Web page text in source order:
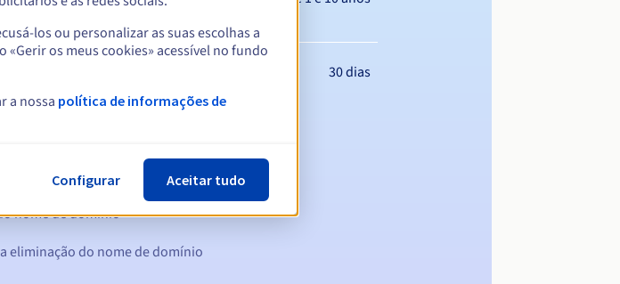
30 dias
nome de domínio
eliminação do nome de domínio
los ou personalizar as suas escolhas a
os meus cookies» acessível no fundo
a nossa política de informações de
Configurar Aceitar tudo